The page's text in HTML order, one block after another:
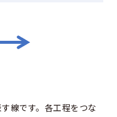
線です。各工程をつな